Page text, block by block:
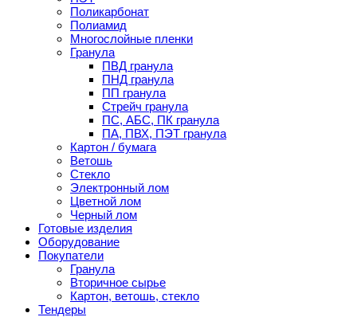
Поликарбонат
Полиамид
Многослойные пленки
Гранула
ПВД гранула
ПНД гранула
ПП гранула
Стрейч гранула
ПС, АБС, ПК гранула
ПА, ПВХ, ПЭТ гранула
Картон / бумага
Ветошь
Стекло
Электронный лом
Цветной лом
Черный лом
Готовые изделия
Оборудование
Покупатели
Гранула
Вторичное сырье
Картон, ветошь, стекло
Тендеры